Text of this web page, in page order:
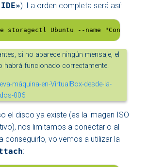
). La orden completa será así:
storagectl Ubuntu --name
si no aparece ningún mensaje, el
habrá funcionado correctamente.
el disco ya existe (es la imagen ISO
nos limitamos a conectarlo al
conseguirlo, volvemos a utilizar la
: